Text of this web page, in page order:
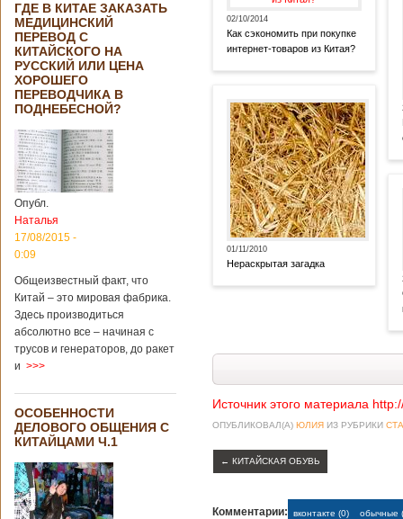
ГДЕ В КИТАЕ ЗАКАЗАТЬ
МЕДИЦИНСКИЙ
ПЕРЕВОД С
КИТАЙСКОГО НА
РУССКИЙ ИЛИ ЦЕНА
ХОРОШЕГО
ПЕРЕВОДЧИКА В
ПОДНЕБЕСНОЙ?
Опубл.
Наталья
17/08/2015 -
0:09
Общеизвестный факт, что
Китай – это мировая фабрика.
Здесь производиться
абсолютно все – начиная с
трусов и генераторов, до ракет
и >>>
ОСОБЕННОСТИ
ДЕЛОВОГО ОБЩЕНИЯ С
КИТАЙЦАМИ Ч.1
02/10/2014
Как сэкономить при покупке
интернет-товаров из Китая?
01/11/2010
Нераскрытая загадка
Источник этого материала
ОПУБЛИКОВАЛ(А) ЮЛИЯ ИЗ РУБРИКИ
← КИТАЙСКАЯ ОБУВЬ
Комментарии: вконтакте (0) обычные